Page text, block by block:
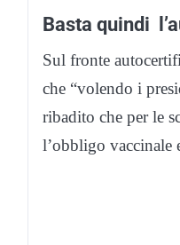
Basta quindi
Sul fronte
che “volendo i
ribadito che per le
l’obbligo vaccinale